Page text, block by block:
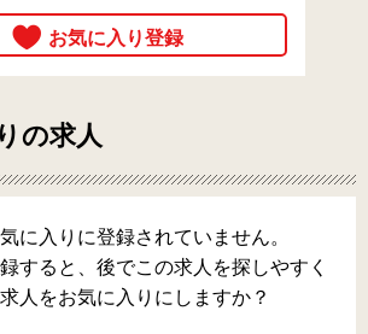
の求人
に入りに登録されていません。
すると、後でこの求人を探しやすく
人をお気に入りにしますか？